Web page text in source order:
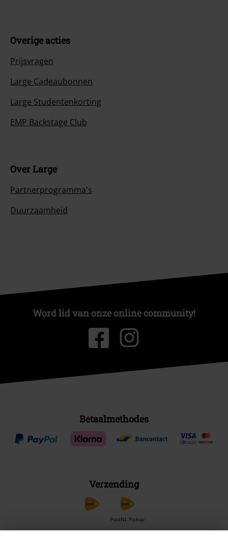
Overige acties
Prijsvragen
Large Cadeaubonnen
Large Studentenkorting
EMP Backstage Club
Over Large
Partnerprogramma's
Duurzaamheid
Word lid van onze online community!
Betaalmethodes
Verzending
PostNL Pickup